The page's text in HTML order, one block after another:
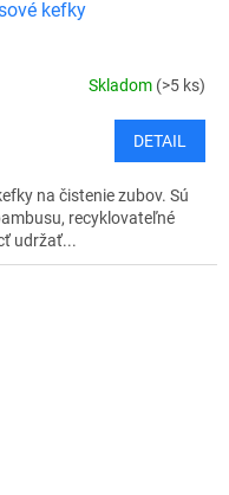
kefky
Skladom (>5 ks)
DETAIL
na čistenie zubov. Sú
recyklovateľné
udržať...